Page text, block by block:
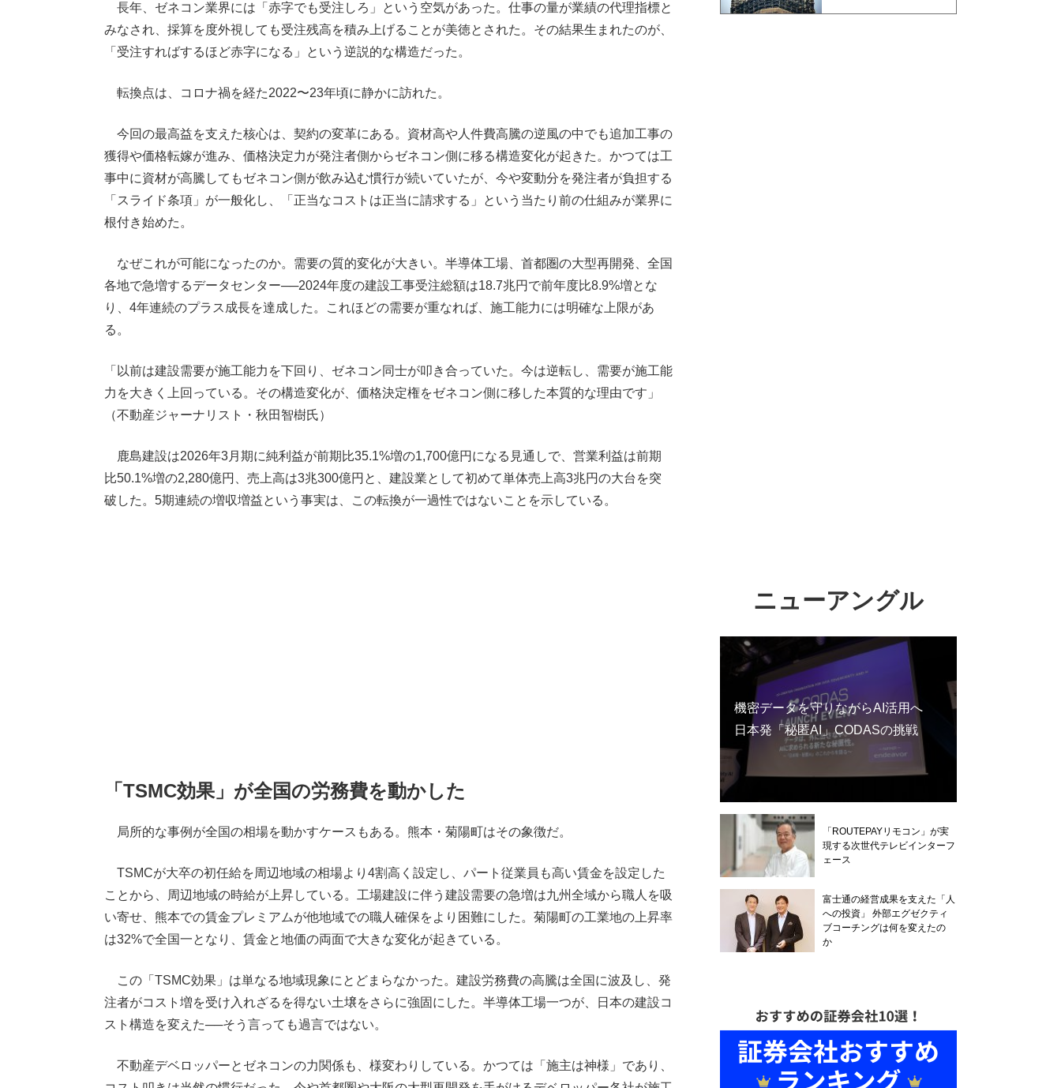
長年、ゼネコン業界には「赤字でも受注しろ」という空気があった。仕事の量が業績の代理指標と
みなされ、採算を度外視しても受注残高を積み上げることが美徳とされた。その結果生まれたのが、
「受注すればするほど赤字になる」という逆説的な構造だった。
転換点は、コロナ禍を経た2022〜23年頃に静かに訪れた。
今回の最高益を支えた核心は、契約の変革にある。資材高や人件費高騰の逆風の中でも追加工事の
獲得や価格転嫁が進み、価格決定力が発注者側からゼネコン側に移る構造変化が起きた。かつては工
事中に資材が高騰してもゼネコン側が飲み込む慣行が続いていたが、今や変動分を発注者が負担する
「スライド条項」が一般化し、「正当なコストは正当に請求する」という当たり前の仕組みが業界に
根付き始めた。
なぜこれが可能になったのか。需要の質的変化が大きい。半導体工場、首都圏の大型再開発、全国
各地で急増するデータセンター──2024年度の建設工事受注総額は18.7兆円で前年度比8.9%増とな
り、4年連続のプラス成長を達成した。これほどの需要が重なれば、施工能力には明確な上限があ
る。
「以前は建設需要が施工能力を下回り、ゼネコン同士が叩き合っていた。今は逆転し、需要が施工能
力を大きく上回っている。その構造変化が、価格決定権をゼネコン側に移した本質的な理由です」
（不動産ジャーナリスト・秋田智樹氏）
鹿島建設は2026年3月期に純利益が前期比35.1%増の1,700億円になる見通しで、営業利益は前期
比50.1%増の2,280億円、売上高は3兆300億円と、建設業として初めて単体売上高3兆円の大台を突
破した。5期連続の増収増益という事実は、この転換が一過性ではないことを示している。
「TSMC効果」が全国の労務費を動かした
局所的な事例が全国の相場を動かすケースもある。熊本・菊陽町はその象徴だ。
TSMCが大卒の初任給を周辺地域の相場より4割高く設定し、パート従業員も高い賃金を設定した
ことから、周辺地域の時給が上昇している。工場建設に伴う建設需要の急増は九州全域から職人を吸
い寄せ、熊本での賃金プレミアムが他地域での職人確保をより困難にした。菊陽町の工業地の上昇率
は32%で全国一となり、賃金と地価の両面で大きな変化が起きている。
この「TSMC効果」は単なる地域現象にとどまらなかった。建設労務費の高騰は全国に波及し、発
注者がコスト増を受け入れざるを得ない土壌をさらに強固にした。半導体工場一つが、日本の建設コ
スト構造を変えた──そう言っても過言ではない。
不動産デベロッパーとゼネコンの力関係も、様変わりしている。かつては「施主は神様」であり、
ニューアングル
機密データを守りながらAI活用へ
日本発「秘匿AI」CODASの挑戦
「ROUTEPAYリモコン」が実
現する次世代テレビインターフ
ェース
富士通の経営成果を支えた「人
への投資」 外部エグゼクティ
ブコーチングは何を変えたの
か